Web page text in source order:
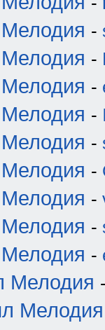
-
-
-
-
-
-
-
-
-
Мелодия
Мелодия